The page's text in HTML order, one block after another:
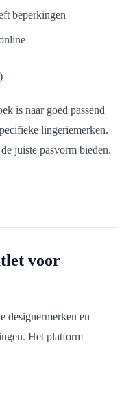
beperkingen
is naar goed passend
lingeriemerken.
juiste pasvorm bieden.
voor
designermerken en
Het platform